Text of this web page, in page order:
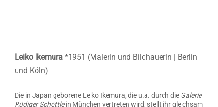
Leiko Ikemura *1951 (Malerin und Bildhauerin | Berlin
und Köln)
Die in Japan geborene Leiko Ikemura, die u.a. durch die Galerie
Rüdiger Schöttlein München vertreten wird, stellt ihr gleichsam